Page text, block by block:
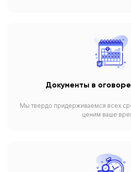
Документы в
Мы твердо придерживаемся всех
ценим ваше